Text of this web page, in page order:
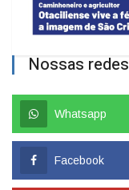
Nossas redes
Whatsapp
Facebook